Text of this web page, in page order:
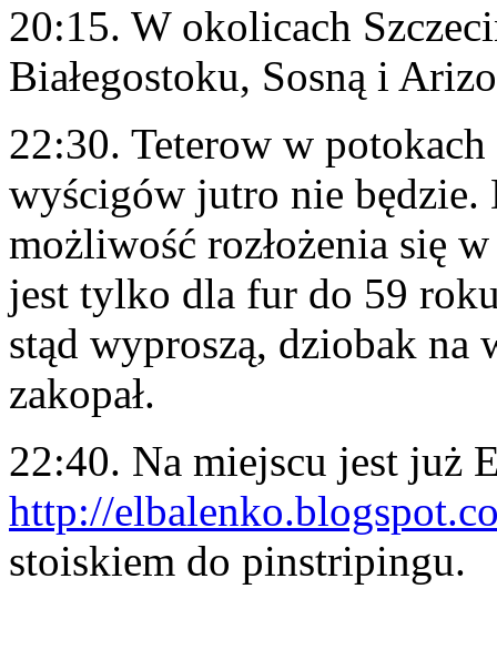
20:15. W okolicach
Białegostoku, Sosną i
22:30. Teterow w
wyścigów jutro nie
możliwość rozłożenia się
jest tylko dla fur do 59
stąd wyproszą, dziobak na
zakopał.
22:40. Na miejscu jest już
http://
stoiskiem do pinstripingu.